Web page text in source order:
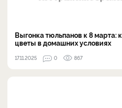
Выгонка тюльпанов к 8 марта:
цветы в домашних условиях
17.11.2025 0 867